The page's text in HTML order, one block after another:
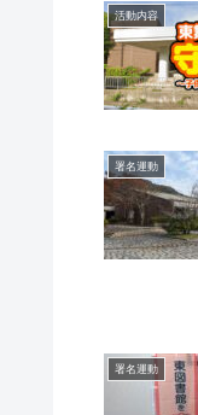
活動内容
署名運動
署名運動